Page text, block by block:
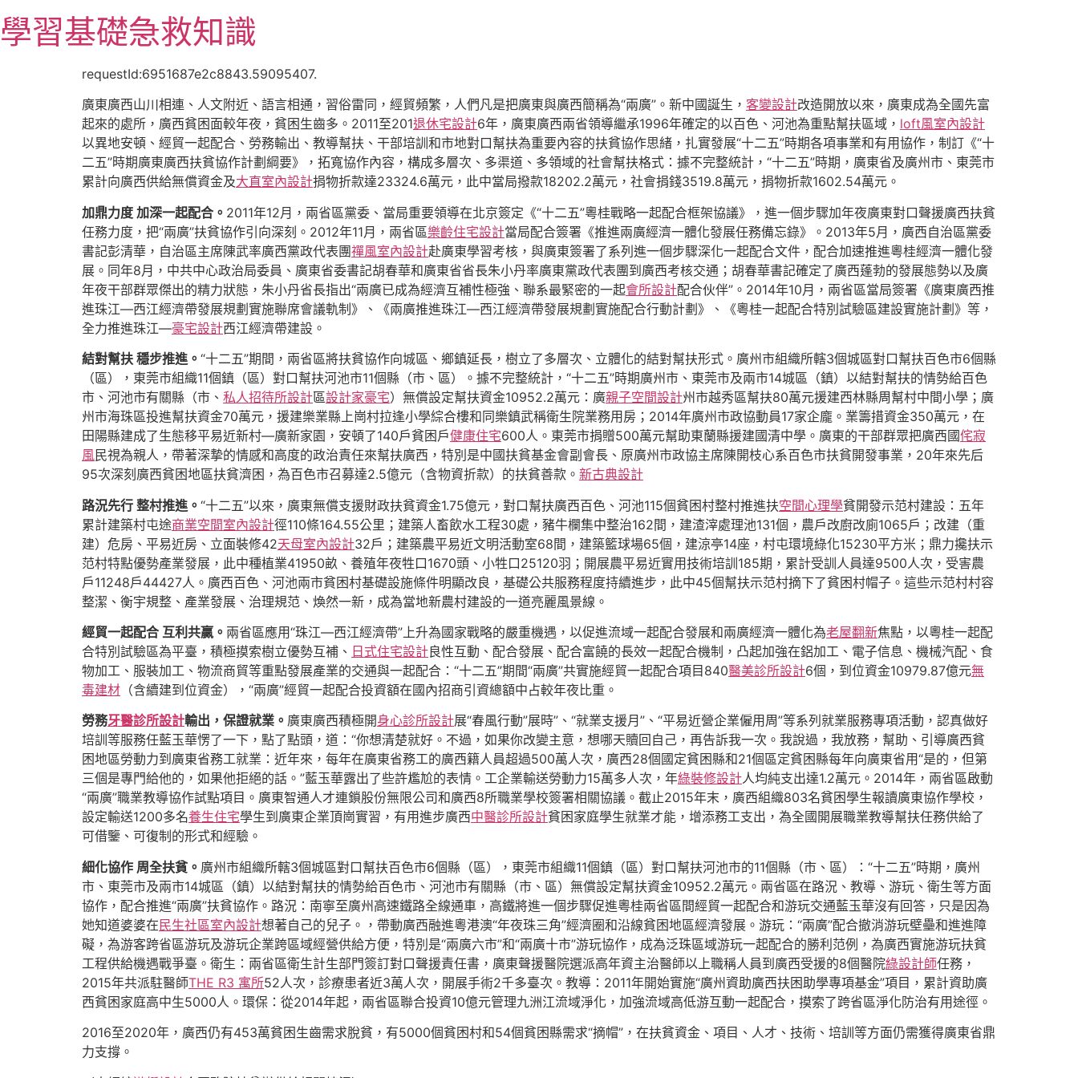
至
主
學習基礎急救知識
requestId:6951687e2c8843.59095407.
廣東廣西山川相連、人文附近、語言相通，習俗雷同，經貿頻繁，人們凡是把廣東與廣西簡稱為“兩廣”。新中國誕生， 客變設計改造開放以來，廣東成為全國先富
起來的處所，廣西貧困面較年夜，貧困生齒多。2011至201退休宅設計6年，廣東廣西兩省領導繼承1996年確定的以百色、河池為重點幫扶區域， loft風室內設計
以異地安頓、經貿一起配合、勞務輸出、教導幫扶、干部培訓和市地對口幫扶為重要內容的扶貧協作思緒，扎實發展“十二五”時期各項事業和有用協作，制訂《“十
二五”時期廣東廣西扶貧協作計劃綱要》，拓寬協作內容，構成多層次、多渠道、多領域的社會幫扶格式：據不完整統計，“十二五”時期，廣東省及廣州市、東莞市
累計向廣西供給無償資金及大直室內設計捐物折款達23324.6萬元，此中當局撥款18202.2萬元，社會捐錢3519.8萬元，捐物折款1602.54萬元。
加鼎力度 加深一起配合。 2011年12月，兩省區黨委、當局重要領導在北京簽定《“十二五”粵桂戰略一起配合框架協議》，進一個步驟加年夜廣東對口聲援廣西扶貧
任務力度，把“兩廣”扶貧協作引向深刻。2012年11月，兩省區樂齡住宅設計當局配合簽署《推進兩廣經濟一體化發展任務備忘錄》。2013年5月，廣西自治區黨委
書記彭清華，自治區主席陳武率廣西黨政代表團禪風室內設計赴廣東學習考核，與廣東簽署了系列進一個步驟深化一起配合文件，配合加速推進粵桂經濟一體化發
展。同年8月，中共中心政治局委員、廣東省委書記胡春華和廣東省省長朱小丹率廣東黨政代表團到廣西考核交通；胡春華書記確定了廣西蓬勃的發展態勢以及廣
年夜干部群眾傑出的精力狀態，朱小丹省長指出“兩廣已成為經濟互補性極強、聯系最緊密的一起會所設計配合伙伴”。2014年10月，兩省區當局簽署《廣東廣西推
進珠江—西江經濟帶發展規劃實施聯席會議軌制》、《兩廣推進珠江—西江經濟帶發展規劃實施配合行動計劃》、《粵桂一起配合特別試驗區建設實施計劃》等，
全力推進珠江—豪宅設計西江經濟帶建設。
結對幫扶 穩步推進。 “十二五”期間，兩省區將扶貧協作向城區、鄉鎮延長，樹立了多層次、立體化的結對幫扶形式。廣州市組織所轄3個城區對口幫扶百色市6個縣
（區），東莞市組織11個鎮（區）對口幫扶河池市11個縣（市、區）。據不完整統計，“十二五”時期廣州市、東莞市及兩市14城區（鎮）以結對幫扶的情勢給百色
市、河池市有關縣（市、 私人招待所設計區設計家豪宅）無償設定幫扶資金10952.2萬元：廣親子空間設計州市越秀區幫扶80萬元援建西林縣周幫村中間小學；廣
州市海珠區投進幫扶資金70萬元，援建樂業縣上崗村拉逢小學綜合樓和同樂鎮武稱衛生院業務用房；2014年廣州市政協動員17家企龐。業籌措資金350萬元，在
田陽縣建成了生態移平易近新村—廣新家園，安頓了140戶貧困戶健康住宅600人。東莞市捐贈500萬元幫助東蘭縣援建國清中學。廣東的干部群眾把廣西國侘寂
風民視為親人，帶著深摯的情感和高度的政治責任來幫扶廣西，特別是中國扶貧基金會副會長、原廣州市政協主席陳開枝心系百色市扶貧開發事業，20年來先后
95次深刻廣西貧困地區扶貧濟困，為百色市召募達2.5億元（含物資折款）的扶貧善款。 新古典設計
路況先行 整村推進。 “十二五”以來，廣東無償支援財政扶貧資金1.75億元，對口幫扶廣西百色、河池115個貧困村整村推進扶空間心理學貧開發示范村建設：五年
累計建築村屯途商業空間室內設計徑110條164.55公里；建築人畜飲水工程30處，豬牛欄集中整治162間，建渣滓處理池131個，農戶改廚改廁1065戶；改建（重
建）危房、平易近房、立面裝修42天母室內設計32戶；建築農平易近文明活動室68間，建築籃球場65個，建涼亭14座，村屯環境綠化15230平方米；鼎力攙扶示
范村特點優勢產業發展，此中種植業41950畝、養殖年夜牲口1670頭、小牲口25120羽；開展農平易近實用技術培訓185期，累計受訓人員達9500人次，受害農
戶11248戶44427人。廣西百色、河池兩市貧困村基礎設施條件明顯改良，基礎公共服務程度持續進步，此中45個幫扶示范村摘下了貧困村帽子。這些示范村村容
整潔、衡宇規整、產業發展、治理規范、煥然一新，成為當地新農村建設的一道亮麗風景線。
經貿一起配合 互利共贏。 兩省區應用“珠江—西江經濟帶”上升為國家戰略的嚴重機遇，以促進流域一起配合發展和兩廣經濟一體化為老屋翻新焦點，以粵桂一起配
合特別試驗區為平臺，積極摸索樹立優勢互補、 日式住宅設計良性互動、配合發展、配合富饒的長效一起配合機制，凸起加強在鋁加工、電子信息、機械汽配、食
物加工、服裝加工、物流商貿等重點發展產業的交通與一起配合：“十二五”期間“兩廣”共實施經貿一起配合項目840醫美診所設計6個，到位資金10979.87億元無
毒建材 （含續建到位資金），“兩廣”經貿一起配合投資額在國內招商引資總額中占較年夜比重。
勞務牙醫診所設計輸出，保證就業。 廣東廣西積極開身心診所設計展“春風行動”展時”、“就業支援月”、“平易近營企業僱用周”等系列就業服務專項活動，認真做好
培訓等服務任藍玉華愣了一下，點了點頭，道：“你想清楚就好。不過，如果你改變主意，想哪天贖回自己，再告訴我一次。我說過，我放務，幫助、引導廣西貧
困地區勞動力到廣東省務工就業：近年來，每年在廣東省務工的廣西籍人員超過500萬人次，廣西28個國定貧困縣和21個區定貧困縣每年向廣東省用“是的，但第
三個是專門給他的，如果他拒絕的話。”藍玉華露出了些許尷尬的表情。工企業輸送勞動力15萬多人次，年綠裝修設計人均純支出達1.2萬元。2014年，兩省區啟動
“兩廣”職業教導協作試點項目。廣東智通人才連鎖股份無限公司和廣西8所職業學校簽署相關協議。截止2015年末，廣西組織803名貧困學生報讀廣東協作學校，
設定輸送1200多名養生住宅學生到廣東企業頂崗實習，有用進步廣西中醫診所設計貧困家庭學生就業才能，增添務工支出，為全國開展職業教導幫扶任務供給了
可借鑒、可復制的形式和經驗。
細化協作 周全扶貧。 廣州市組織所轄3個城區對口幫扶百色市6個縣（區），東莞市組織11個鎮（區）對口幫扶河池市的11個縣（市、區）：“十二五”時期，廣州
市、東莞市及兩市14城區（鎮）以結對幫扶的情勢給百色市、河池市有關縣（市、區）無償設定幫扶資金10952.2萬元。兩省區在路況、教導、游玩、衛生等方面
協作，配合推進“兩廣”扶貧協作。路況：南寧至廣州高速鐵路全線通車，高鐵將進一個步驟促進粵桂兩省區間經貿一起配合和游玩交通藍玉華沒有回答，只是因為
她知道婆婆在民生社區室內設計想著自己的兒子。，帶動廣西融進粵港澳“年夜珠三角”經濟圈和沿線貧困地區經濟發展。游玩：“兩廣”配合撤消游玩壁壘和進進障
礙，為游客跨省區游玩及游玩企業跨區域經營供給方便，特別是“兩廣六市”和“兩廣十市”游玩協作，成為泛珠區域游玩一起配合的勝利范例，為廣西實施游玩扶貧
工程供給機遇戰爭臺。衛生：兩省區衛生計生部門簽訂對口聲援責任書，廣東聲援醫院選派高年資主治醫師以上職稱人員到廣西受援的8個醫院綠設計師任務，
2015年共派駐醫師THE R3 寓所52人次，診療患者近3萬人次，開展手術2千多臺次。教導：2011年開始實施“廣州資助廣西扶困助學專項基金”項目，累計資助廣
西貧困家庭高中生5000人。環保：從2014年起，兩省區聯合投資10億元管理九洲江流域淨化，加強流域高低游互動一起配合，摸索了跨省區淨化防治有用途徑。
2016至2020年，廣西仍有453萬貧困生齒需求脫貧，有5000個貧困村和54個貧困縣需求“摘帽”，在扶貧資金、項目、人才、技術、培訓等方面仍需獲得廣東省鼎
力支撐。